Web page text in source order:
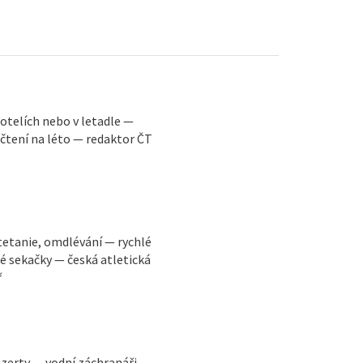
nebo v letadle —
na léto — redaktor ČT
omdlévání — rychlé
sekačky — česká atletická